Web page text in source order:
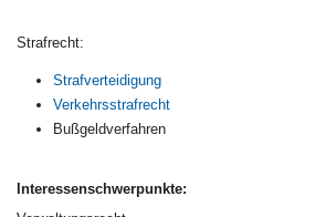
Strafrecht:
Strafverteidigung
Verkehrsstrafrecht
Bußgeldverfahren
Interessenschwerpunkte: